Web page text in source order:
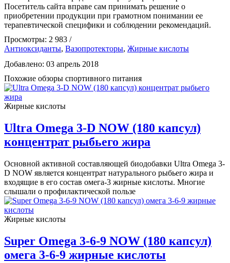
Посетитель сайта вправе сам принимать решение о
приобретении продукции при грамотном понимании ее
терапевтической специфики и соблюдении рекомендаций.
Просмотры: 2 983 /
Антиоксиданты, Вазопротекторы, Жирные кислоты
Добавлено: 03 апрель 2018
Похожие обзоры спортивного питания
Жирные кислоты
Ultra Omega 3-D NOW (180 капсул)
концентрат рыбьего жира
Основной активной составляющей биодобавки Ultra Omega 3-
D NOW является концентрат натурального рыбьего жира и
входящие в его состав омега-3 жирные кислоты. Многие
слышали о профилактической пользе
Жирные кислоты
Super Omega 3-6-9 NOW (180 капсул)
омега 3-6-9 жирные кислоты